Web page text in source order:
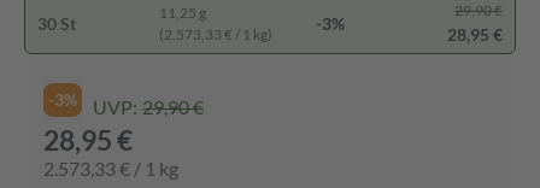
30 St
11,25 g
(2.573,33 € / 1 kg)
-3%
29,90 €
28,95 €
-3% UVP: 29,90 €
28,95 €
2.573,33 € / 1 kg